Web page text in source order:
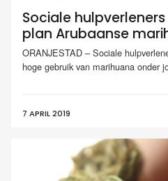
Sociale
plan Arubaanse
ORANJESTAD – Sociale
hoge gebruik van marihuana onder
7 APRIL 2019